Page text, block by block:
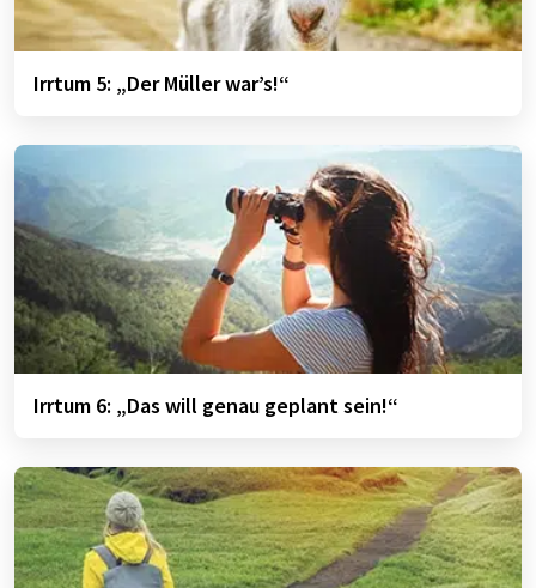
Irrtum 5: „Der Müller war’s!“
Irrtum 6: „Das will genau geplant sein!“